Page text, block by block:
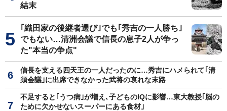
結末
｢織田家の後継者選び｣でも｢秀吉の一人勝ち｣
でもない…清洲会議で信長の息子2人が争っ
た"本当の争点"
信長を支える四天王の一人だったのに…秀吉にハメられて｢清
須会議｣に出席できなかった武将の哀れな末路
不足すると｢うつ病｣が増え､子どものIQに影響…東大教授｢脳の
ために欠かせないスーパーにある食材｣